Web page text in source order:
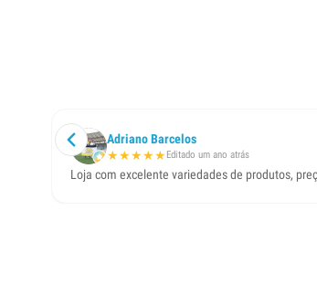
Adriano Barcelos
★★★★★ Editado um ano atrás
Loja com excelente variedades de produtos,